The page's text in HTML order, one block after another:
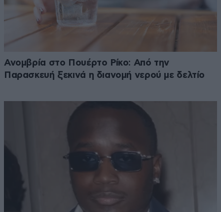
Ανομβρία στο Πουέρτο Ρίκο: Από την
Παρασκευή ξεκινά η διανομή νερού με δελτίο